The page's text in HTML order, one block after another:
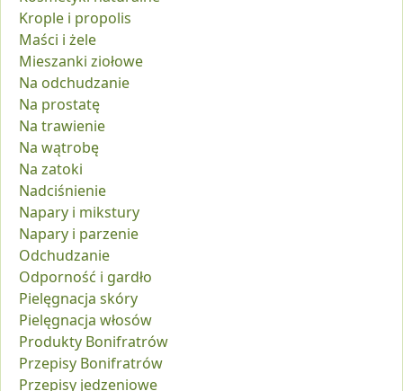
Krople i propolis
Maści i żele
Mieszanki ziołowe
Na odchudzanie
Na prostatę
Na trawienie
Na wątrobę
Na zatoki
Nadciśnienie
Napary i mikstury
Napary i parzenie
Odchudzanie
Odporność i gardło
Pielęgnacja skóry
Pielęgnacja włosów
Produkty Bonifratrów
Przepisy Bonifratrów
Przepisy jedzeniowe